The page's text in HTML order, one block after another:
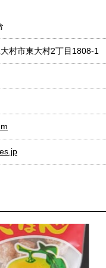
村市東大村2丁目1808-1